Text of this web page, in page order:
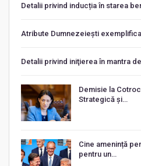
Detalii privind inducția în starea
Atribute Dumnezeiești
Detalii privind iniţierea în mantra
Demisie la
Strategică și…
Cine amenință
pentru un…